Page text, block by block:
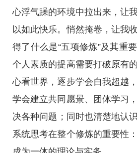
心浮气躁的环境中拉出来，让
以如此快乐。悄然掩卷，让我
得了什么是“五项修炼”及其重
个人素质的提高需要打破原有
心看世界，逐步学会自我超越
学会建立共同愿景、团体学习
决各种问题；同时也清楚地
系统思考在整个修炼的重要性